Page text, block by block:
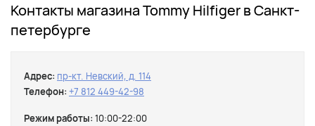
Контакты магазина Tommy Hilfiger в Санкт-
петербурге
Адрес: пр-кт. Невский, д. 114
Телефон: +7 812 449-42-98
Режим работы: 10:00-22:00